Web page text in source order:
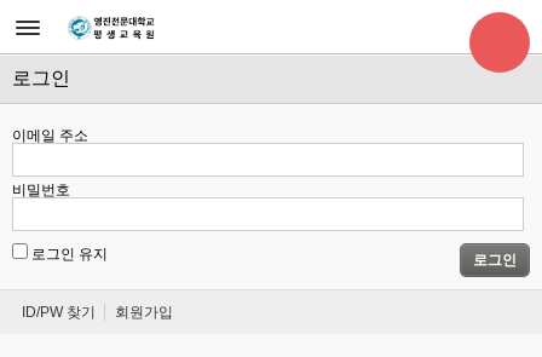
로그인
이메일 주소
비밀번호
로그인 유지 로그인
ID/PW 찾기 회원가입